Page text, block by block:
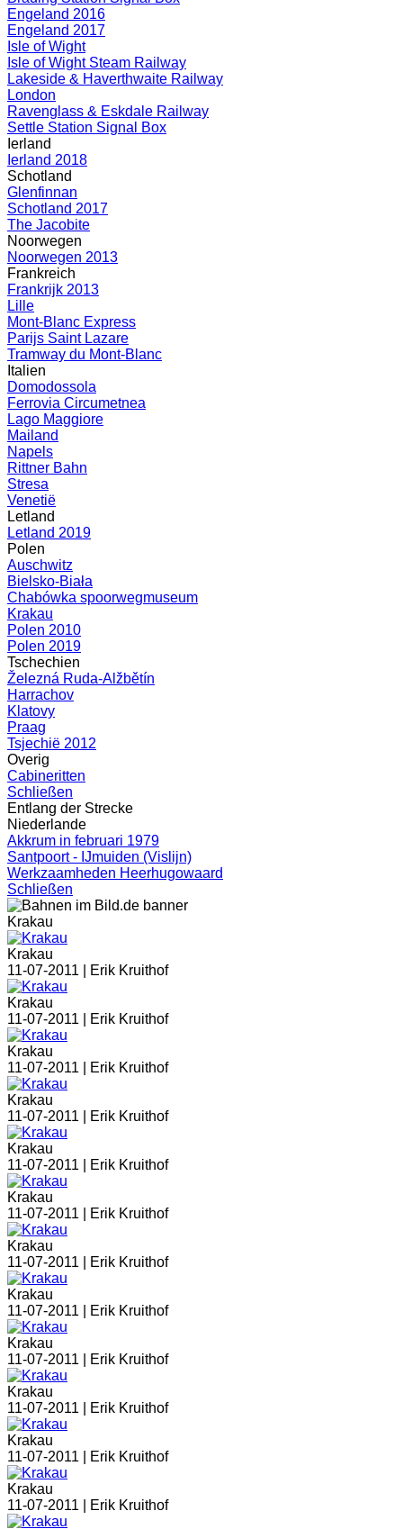
Engeland 2016
Engeland 2017
Isle of Wight
Isle of Wight Steam Railway
Lakeside & Haverthwaite Railway
London
Ravenglass & Eskdale Railway
Settle Station Signal Box
Ierland
Ierland 2018
Schotland
Glenfinnan
Schotland 2017
The Jacobite
Noorwegen
Noorwegen 2013
Frankreich
Frankrijk 2013
Lille
Mont-Blanc Express
Parijs Saint Lazare
Tramway du Mont-Blanc
Italien
Domodossola
Ferrovia Circumetnea
Lago Maggiore
Mailand
Napels
Rittner Bahn
Stresa
Venetië
Letland
Letland 2019
Polen
Auschwitz
Bielsko-Biała
Chabówka spoorwegmuseum
Krakau
Polen 2010
Polen 2019
Tschechien
Železná Ruda-Alžbětín
Harrachov
Klatovy
Praag
Tsjechië 2012
Overig
Cabineritten
Schließen
Entlang der Strecke
Niederlande
Akkrum in februari 1979
Santpoort - IJmuiden (Vislijn)
Werkzaamheden Heerhugowaard
Schließen
Krakau
Krakau
11-07-2011 |
Erik Kruithof
Krakau
11-07-2011 |
Erik Kruithof
Krakau
11-07-2011 |
Erik Kruithof
Krakau
11-07-2011 |
Erik Kruithof
Krakau
11-07-2011 |
Erik Kruithof
Krakau
11-07-2011 |
Erik Kruithof
Krakau
11-07-2011 |
Erik Kruithof
Krakau
11-07-2011 |
Erik Kruithof
Krakau
11-07-2011 |
Erik Kruithof
Krakau
11-07-2011 |
Erik Kruithof
Krakau
11-07-2011 |
Erik Kruithof
Krakau
11-07-2011 |
Erik Kruithof